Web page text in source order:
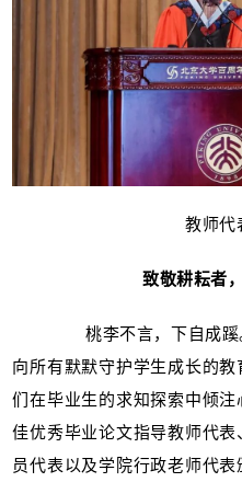
教师代
致敬耕耘者
桃李不言，下自成蹊。
向所有默默守护学生成长的
们在毕业生的求知探索中倾
佳优秀毕业论文指导教师代
员代表以及学院行政老师代